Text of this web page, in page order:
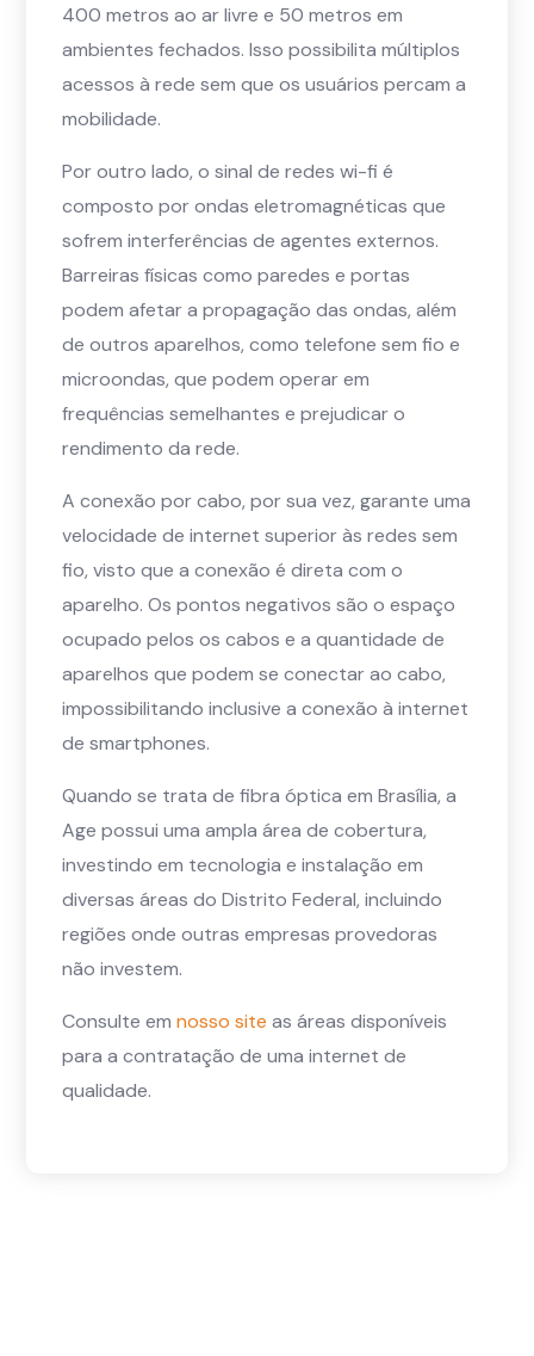
400 metros ao ar livre e 50 metros em
ambientes fechados. Isso possibilita múltiplos
acessos à rede sem que os usuários percam a
mobilidade.
Por outro lado, o sinal de redes wi-fi é
composto por ondas eletromagnéticas que
sofrem interferências de agentes externos.
Barreiras físicas como paredes e portas
podem afetar a propagação das ondas, além
de outros aparelhos, como telefone sem fio e
microondas, que podem operar em
frequências semelhantes e prejudicar o
rendimento da rede.
A conexão por cabo, por sua vez, garante uma
velocidade de internet superior às redes sem
fio, visto que a conexão é direta com o
aparelho. Os pontos negativos são o espaço
ocupado pelos os cabos e a quantidade de
aparelhos que podem se conectar ao cabo,
impossibilitando inclusive a conexão à internet
de smartphones.
Quando se trata de fibra óptica em Brasília, a
Age possui uma ampla área de cobertura,
investindo em tecnologia e instalação em
diversas áreas do Distrito Federal, incluindo
regiões onde outras empresas provedoras
não investem.
Consulte em nosso site as áreas disponíveis
para a contratação de uma internet de
qualidade.